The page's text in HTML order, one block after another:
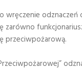
wręczenie
zarówno
przeciwpożarową.